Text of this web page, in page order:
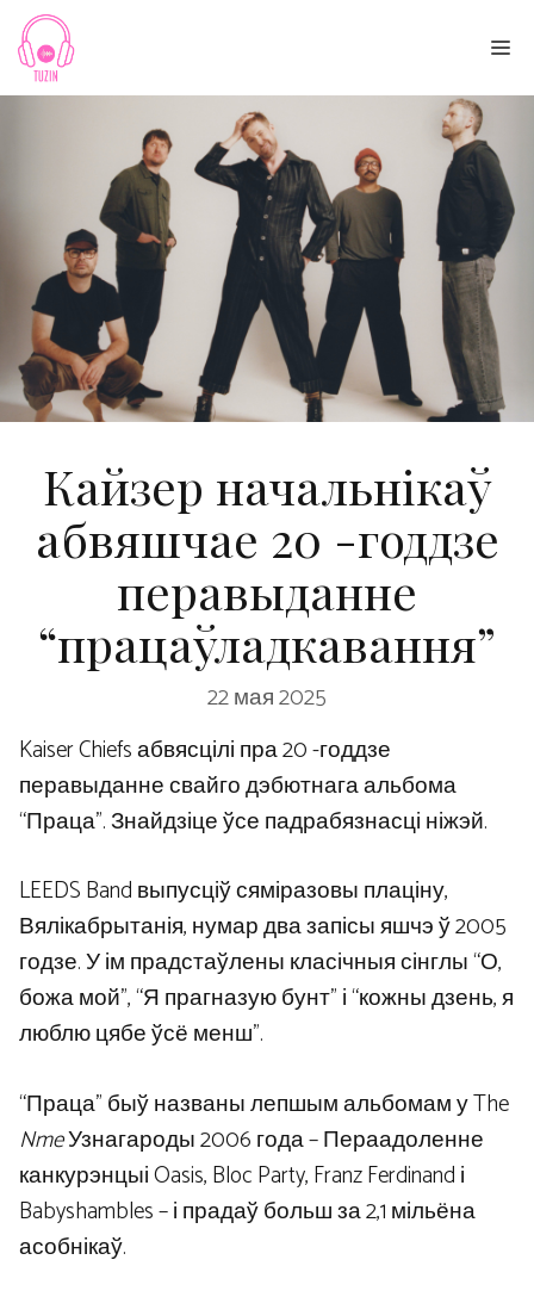
Skip
content
Кайзер начальнікаў
абвяшчае 20 -годдзе
перавыданне
“працаўладкавання”
22 мая 2025
Kaiser Chiefs абвясцілі пра 20 -годдзе
перавыданне свайго дэбютнага альбома
“Праца”. Знайдзіце ўсе падрабязнасці ніжэй.
LEEDS Band выпусціў сяміразовы плаціну,
Вялікабрытанія, нумар два запісы яшчэ ў 2005
годзе. У ім прадстаўлены класічныя сінглы “О,
божа мой”, “Я прагназую бунт” і “кожны дзень, я
люблю цябе ўсё менш”.
“Праца” быў названы лепшым альбомам у The
NmeУзнагароды 2006 года – Пераадоленне
канкурэнцыі Oasis, Bloc Party, Franz Ferdinand і
Babyshambles – і прадаў больш за 2,1 мільёна
асобнікаў.